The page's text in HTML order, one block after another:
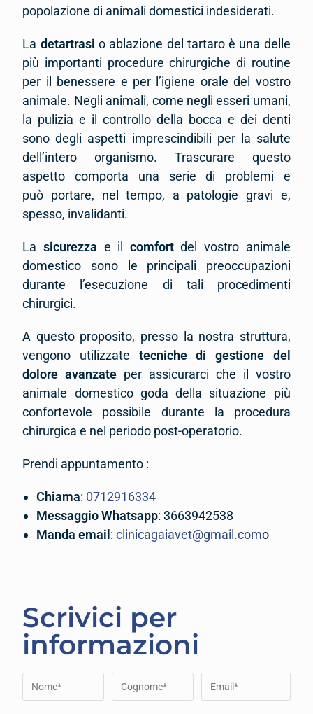
popolazione di animali domestici indesiderati.
La detartrasi o ablazione del tartaro è una delle
più importanti procedure chirurgiche di routine
per il benessere e per l’igiene orale del vostro
animale. Negli animali, come negli esseri umani,
la pulizia e il controllo della bocca e dei denti
sono degli aspetti imprescindibili per la salute
dell’intero organismo. Trascurare questo
aspetto comporta una serie di problemi e
può portare, nel tempo, a patologie gravi e,
spesso, invalidanti.
Lasicurezza e il comfortdel vostro animale
domestico sono le principali preoccupazioni
durante l’esecuzione di tali procedimenti
chirurgici.
A questo proposito, presso la nostra struttura,
vengono utilizzate tecniche di gestione del
dolore avanzate per assicurarci che il vostro
animale domestico goda della situazione più
confortevole possibile durante la procedura
chirurgica e nel periodo post-operatorio.
Prendi appuntamento :
Chiama: 0712916334
Messaggio Whatsapp: 3663942538
Manda email :clinicagaiavet@gmail.como
Scrivici per
informazioni